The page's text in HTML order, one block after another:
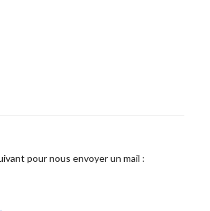
pour nous envoyer un mail :